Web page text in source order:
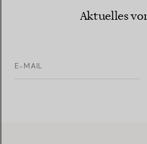
Aktuelles
E-MAIL